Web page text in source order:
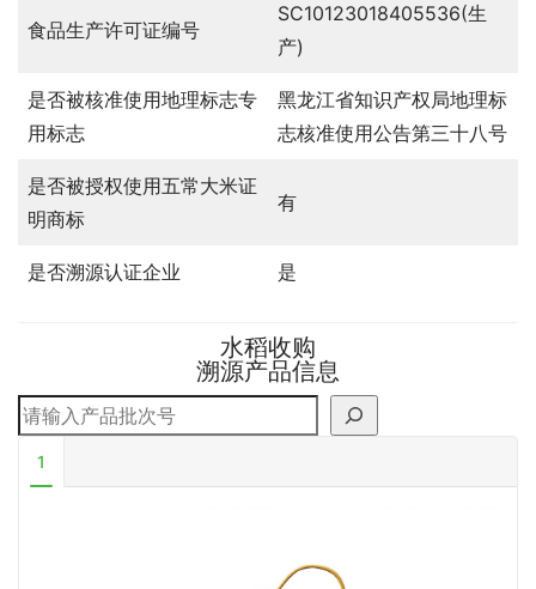
食品生产许可证编号
SC10123018405536(生
产)
是否被核准使用地理标志专
用标志
黑龙江省知识产权局地理标
志核准使用公告第三十八号
是否被授权使用五常大米证
明商标
有
是否溯源认证企业 是
水稻收购
溯源产品信息
搜索
1